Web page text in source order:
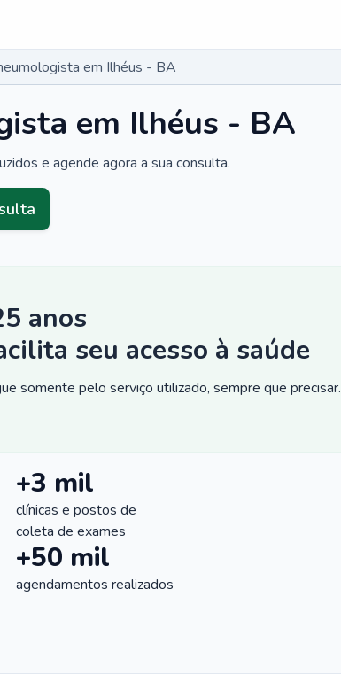
em Ilhéus - BA
em Ilhéus - BA
e agende agora a sua consulta.
anos
seu acesso à saúde
somente pelo serviço utilizado, sempre que precisar.
+3 mil
clínicas e postos de
coleta de exames
+50 mil
agendamentos realizados